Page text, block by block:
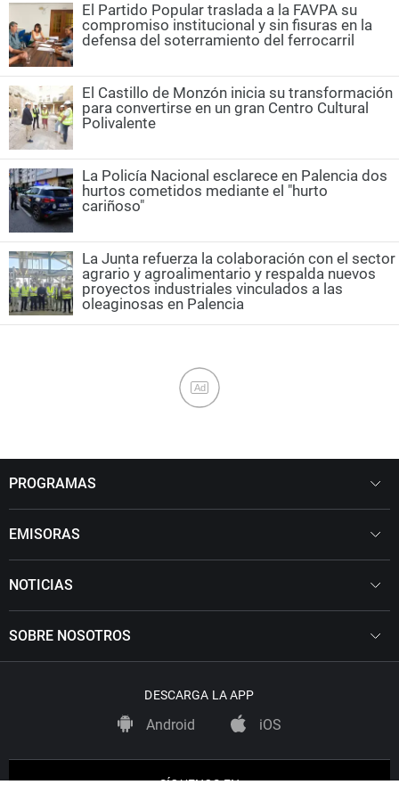
El Partido Popular traslada a la FAVPA su
compromiso institucional y sin fisuras en la
defensa del soterramiento del ferrocarril
El Castillo de Monzón inicia su transformación
para convertirse en un gran Centro Cultural
Polivalente
La Policía Nacional esclarece en Palencia dos
hurtos cometidos mediante el "hurto
cariñoso"
La Junta refuerza la colaboración con el sector
agrario y agroalimentario y respalda nuevos
proyectos industriales vinculados a las
oleaginosas en Palencia
Ad
PROGRAMAS
EMISORAS
NOTICIAS
SOBRE NOSOTROS
DESCARGA LA APP
Android iOS
SÍGUENOS EN